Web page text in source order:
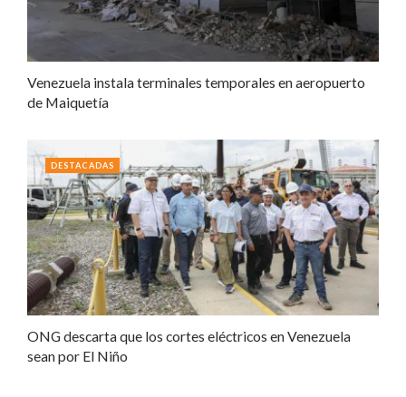
Venezuela instala terminales temporales en aeropuerto
de Maiquetía
ONG descarta que los cortes eléctricos en Venezuela
sean por El Niño
DESTACADAS